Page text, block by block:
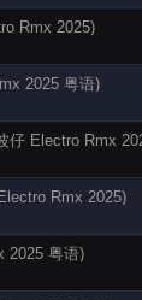
Rmx 2025)
2025 粤语)
仔 Electro Rmx
Rmx 2025)
2025 粤语)